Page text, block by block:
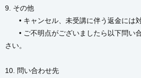
9. その他
• キャンセル、未受講に伴う返金には対
• ご不明点がございましたら以下問い
さい。
10. 問い合わせ先